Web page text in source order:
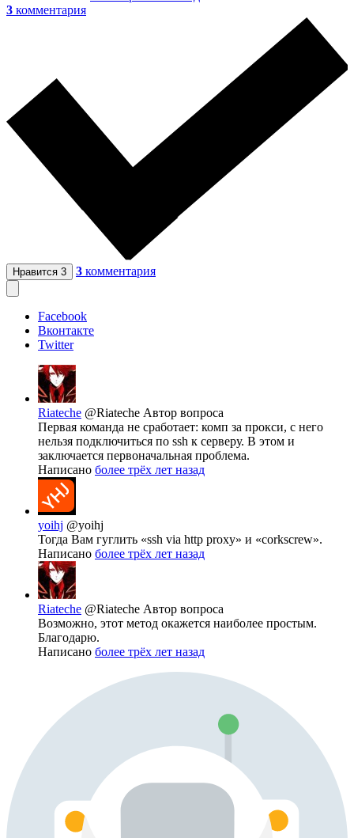
3 комментария
Нравится 3 3 комментария
Facebook
Вконтакте
Twitter
Riateche @Riateche Автор вопроса
Первая команда не сработает: комп за прокси, с него
нельзя подключиться по ssh к серверу. В этом и
заключается первоначальная проблема.
Написано более трёх лет назад
yoihj @yoihj
Тогда Вам гуглить «ssh via http proxy» и «corkscrew».
Написано более трёх лет назад
Riateche @Riateche Автор вопроса
Возможно, этот метод окажется наиболее простым.
Благодарю.
Написано более трёх лет назад